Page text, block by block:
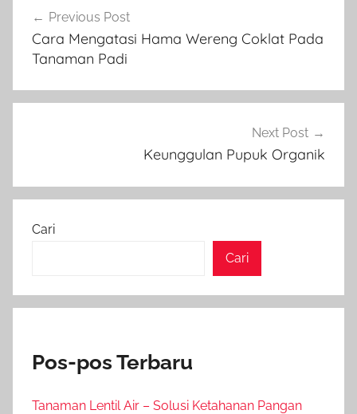
pos
Previous Post
Cara Mengatasi Hama Wereng Coklat Pada
Tanaman Padi
Next Post
Keunggulan Pupuk Organik
Cari
Cari
Pos-pos Terbaru
Tanaman Lentil Air – Solusi Ketahanan Pangan